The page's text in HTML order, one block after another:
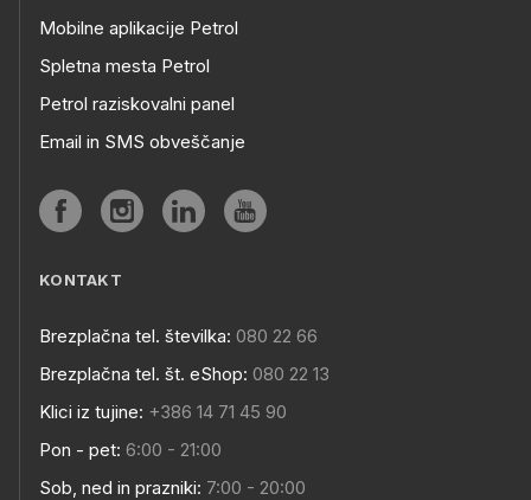
Mobilne aplikacije Petrol
Spletna mesta Petrol
Petrol raziskovalni panel
Email in SMS obveščanje
KONTAKT
Brezplačna tel. številka: 080 22 66
Brezplačna tel. št. eShop: 080 22 13
Klici iz tujine: +386 14 71 45 90
Pon - pet: 6:00 - 21:00
Sob, ned in prazniki: 7:00 - 20:00